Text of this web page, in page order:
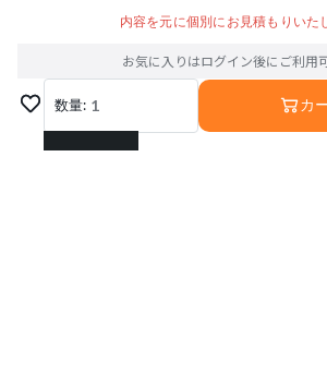
内容を元に個別にお見積もりいた
お気に入りはログイン後にご利用
数量: 1
1
カ